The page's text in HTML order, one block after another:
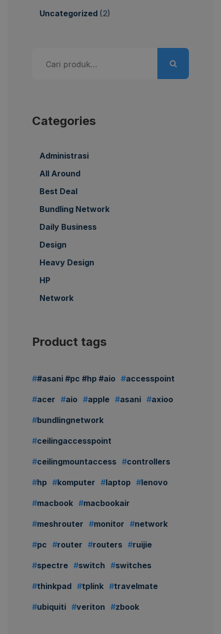
Uncategorized (2)
untuk:
Categories
Administrasi
All Around
Best Deal
Bundling Network
Daily Business
Design
Heavy Design
HP
Network
Product tags
#asani #pc #hp #aio accesspoint
acer aio apple asani axioo
bundlingnetwork
ceilingaccesspoint
ceilingmountaccess controllers
hp komputer laptop lenovo
macbook macbookair
meshrouter monitor network
pc router routers ruijie
spectre switch switches
thinkpad tplink travelmate
ubiquiti veriton zbook